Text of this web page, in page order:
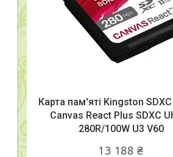
Карта пам'яті Kingston
Canvas React Plus SDXC
280R/100W U3 V60
13 188 ₴